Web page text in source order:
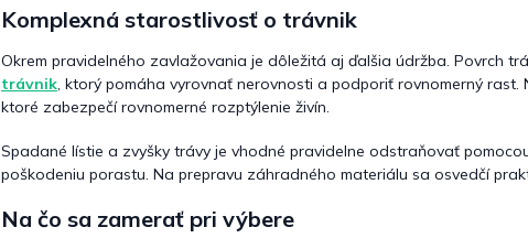
Komplexná starostlivosť o trávnik
Okrem pravidelného zavlažovania je dôležitá aj ďalšia údržba. Povrch
trávnik, ktorý pomáha vyrovnať nerovnosti a podporiť rovnomerný rast.
ktoré zabezpečí rovnomerné rozptýlenie živín.
Spadané lístie a zvyšky trávy je vhodné pravidelne odstraňovať
poškodeniu porastu. Na prepravu záhradného materiálu sa osvedčí
Na čo sa zamerať pri výbere